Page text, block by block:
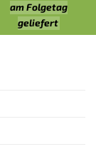
am Folgetag
geliefert